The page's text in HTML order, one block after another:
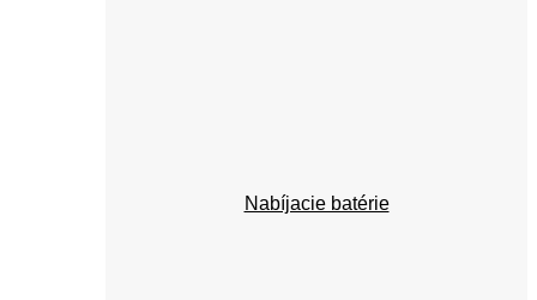
Nabíjacie batérie